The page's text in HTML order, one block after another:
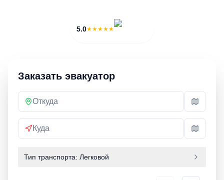
5.0★★★★★
Заказать эвакуатор
Тип транспорта: Легковой